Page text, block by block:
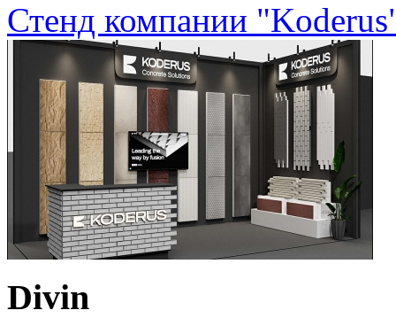
Стенд компании
Divin